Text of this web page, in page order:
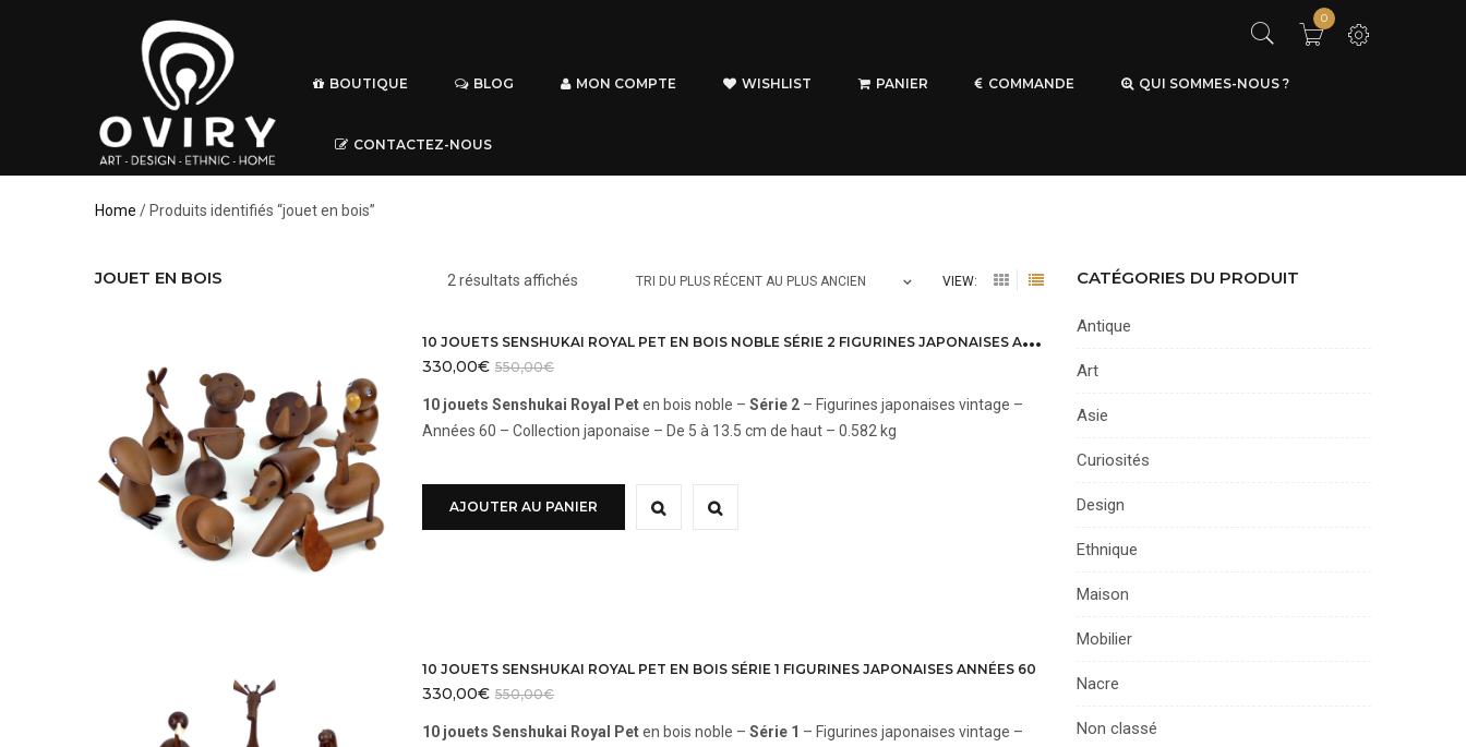
0
BOUTIQUE BLOG MON COMPTE WISHLIST PANIER COMMANDE QUI SOMMES-NOUS ?
CONTACTEZ-NOUS
Home / Produits identifiés “jouet en bois”
JOUET EN BOIS 2 résultats affichés
plus
ancien
TRI DU PLUS RÉCENT AU PLUS ANCIEN VIEW:
1
0 JOUETS SENSHUKAI ROYAL PET EN BOIS NOBLE SÉRIE 2 FIGURINES JAPONAISES ANNÉES 60
550,00€
330,00€
10 jouets Senshukai Royal Peten bois noble – Série 2– Figurines japonaises vintage –
Années 60 – Collection japonaise – De 5 à 13.5 cm de haut – 0.582 kg
AJOUTER AU PANIER
10 JOUETS SENSHUKAI ROYAL PET EN BOIS SÉRIE 1 FIGURINES JAPONAISES ANNÉES 60
550,00€
330,00€
10 jouets Senshukai Royal Peten bois noble – Série 1 – Figurines japonaises vintage –
CATÉGORIES DU PRODUIT
Antique
Art
Asie
Curiosités
Design
Ethnique
Maison
Mobilier
Nacre
Non classé